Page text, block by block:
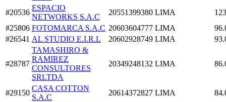
#20536
ESPACIO
NETWORKS S.A.C
20551399380 LIMA
#25806 FOTOMARCA S.A.C 20603604777 LIMA
#26541 AL STUDIO E.I.R.L 20602928749 LIMA
#28787
TAMASHIRO &
RAMIREZ
CONSULTORES
SRLTDA
20349248132 LIMA
#29150
CASA COTTON
S.A.C
20614372827 LIMA